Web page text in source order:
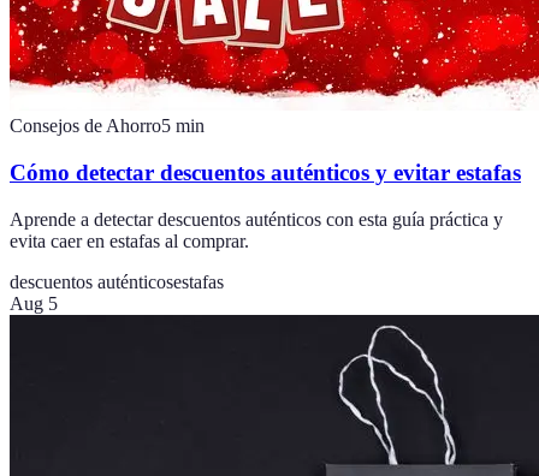
Consejos de Ahorro5 min
Cómo detectar descuentos auténticos y evitar estafas
Aprende a detectar descuentos auténticos con esta guía práctica y
evita caer en estafas al comprar.
descuentos auténticosestafas
Aug 5